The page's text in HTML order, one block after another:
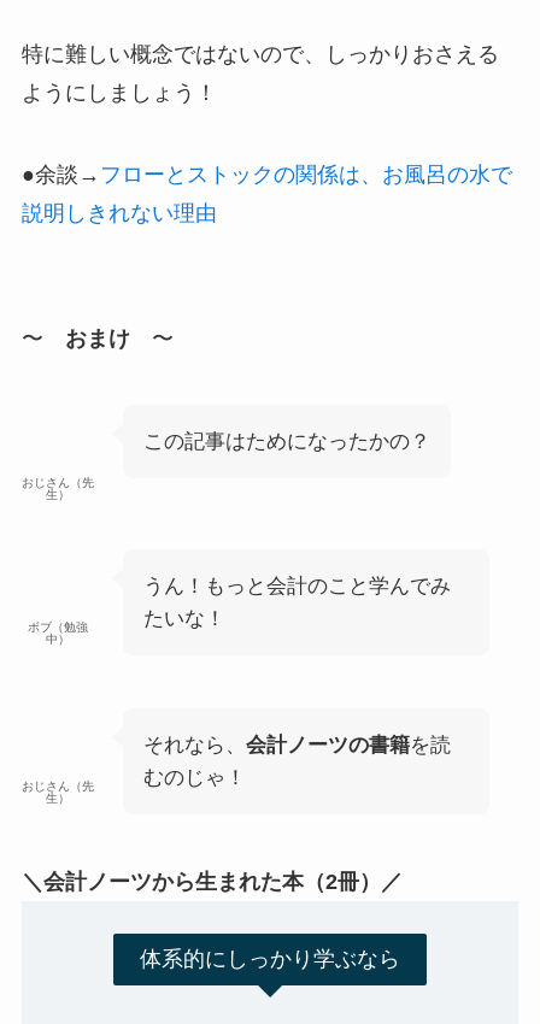
特に難しい概念ではないので、しっかりおさえる
ようにしましょう！
●余談→ フローとストックの関係は、お風呂の水で
説明しきれない理由
〜 おまけ 〜
おじさん（先
生）
この記事はためになったかの？
ボブ（勉強
中）
うん！もっと会計のこと学んでみ
たいな！
おじさん（先
生）
それなら、 会計ノーツの書籍を読
むのじゃ！
＼会計ノーツから生まれた本（2冊）／
体系的にしっかり学ぶなら